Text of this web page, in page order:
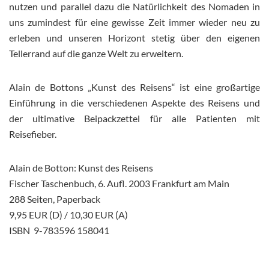
nutzen und parallel dazu die Natürlichkeit des Nomaden in
uns zumindest für eine gewisse Zeit immer wieder neu zu
erleben und unseren Horizont stetig über den eigenen
Tellerrand auf die ganze Welt zu erweitern.
Alain de Bottons „Kunst des Reisens“ ist eine großartige
Einführung in die verschiedenen Aspekte des Reisens und
der ultimative Beipackzettel für alle Patienten mit
Reisefieber.
Alain de Botton: Kunst des Reisens
Fischer Taschenbuch, 6. Aufl. 2003 Frankfurt am Main
288 Seiten, Paperback
9,95 EUR (D) / 10,30 EUR (A)
ISBN 9-783596 158041